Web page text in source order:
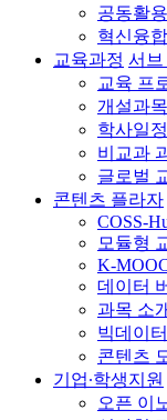
공동활
혁신융
교육과정 서브
교육 프
개설과목
학사일정
비교과
글로벌
콘텐츠 플라자
COSS-
모듈형
K-
데이터
과목 소
빅데이
콘텐츠
기업∙학생지원
오픈 이